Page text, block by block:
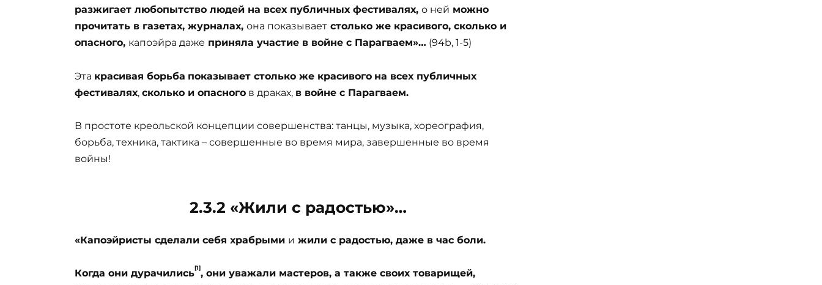
разжигает любопытство людей на всех публичных фестивалях, о ней можно
прочитать в газетах, журналах, она показывает столько же красивого, сколько и
опасного, капоэйра даже приняла участие в войне с Парагваем»… (94b, 1-5)
Эта красивая борьба показывает столько же красивого на всех публичных
фестивалях, сколько и опасного в драках, в войне с Парагваем.
В простоте креольской концепции совершенства: танцы, музыка, хореография,
борьба, техника, тактика – совершенные во время мира, завершенные во время
войны!
2.3.2 «Жили с радостью»…
«Капоэйристы сделали себя храбрыми и жили с радостью, даже в час боли.
Когда они дурачились[1], они уважали мастеров, а также своих товарищей,